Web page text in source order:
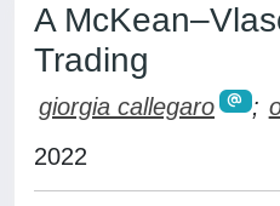
A
Trading
giorgia callegaro ;
2022